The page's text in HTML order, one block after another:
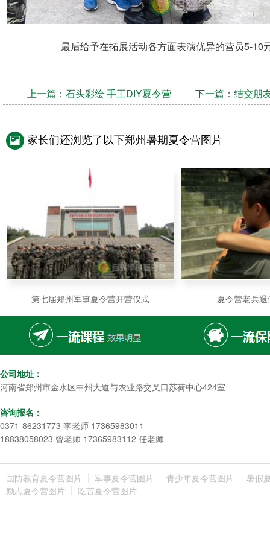
最后给予在拓展活动各方面表演优异的营员5-
上一篇： 石头彩绘 手工DIY夏令营 下一篇： 结交朋
家长们还浏览了以下郑州暑期夏令营图片
第七届郑州军事夏令营开营仪式 夏令营老兵
公司地址：
河南省郑州市金水区中州大道与农业路交叉口苏荷中心424室
咨询报名：
0371-86231773 李老师 17365983011
18838058023 曾老师 17365983112 任老师
国防教育夏令营图片 军事夏令营图片 青少年夏令营图片
暑假
励志夏令营图片
吃苦夏令营图片